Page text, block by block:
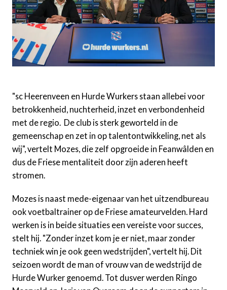
"sc Heerenveen en Hurde Wurkers staan allebei voor
betrokkenheid, nuchterheid, inzet en verbondenheid
met de regio. De club is sterk geworteld in de
gemeenschap en zet in op talentontwikkeling, net als
wij", vertelt Mozes, die zelf opgroeide in Feanwâlden en
dus de Friese mentaliteit door zijn aderen heeft
stromen.
Mozes is naast mede-eigenaar van het uitzendbureau
ook voetbaltrainer op de Friese amateurvelden. Hard
werken is in beide situaties een vereiste voor succes,
stelt hij. "Zonder inzet kom je er niet, maar zonder
techniek win je ook geen wedstrijden", vertelt hij. Dit
seizoen wordt de man of vrouw van de wedstrijd de
Hurde Wurker genoemd. Tot dusver werden Ringo